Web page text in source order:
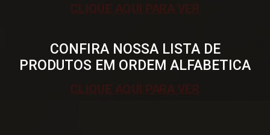
CLIQUE AQUI PARA VER
CONFIRA NOSSA LISTA DE
PRODUTOS EM ORDEM ALFABETICA
CLIQUE AQUI PARA VER